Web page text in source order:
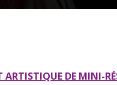
ARTISTIQUE DE MINI-